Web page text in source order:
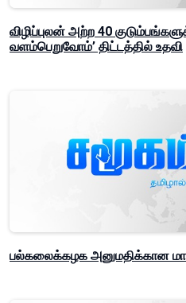
விழிப்புலன் அற்ற 40
வளம்பெறுவோம்’ திட்டத்தில் உதவி
பல்கலைக்கழக அனுமதிக்கான